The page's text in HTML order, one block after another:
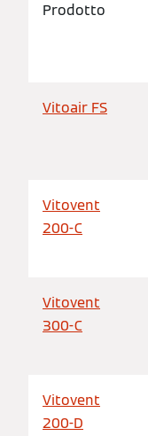
Prodotto
Vitoair FS
Vitovent
200-C
Vitovent
300-C
Vitovent
200-D